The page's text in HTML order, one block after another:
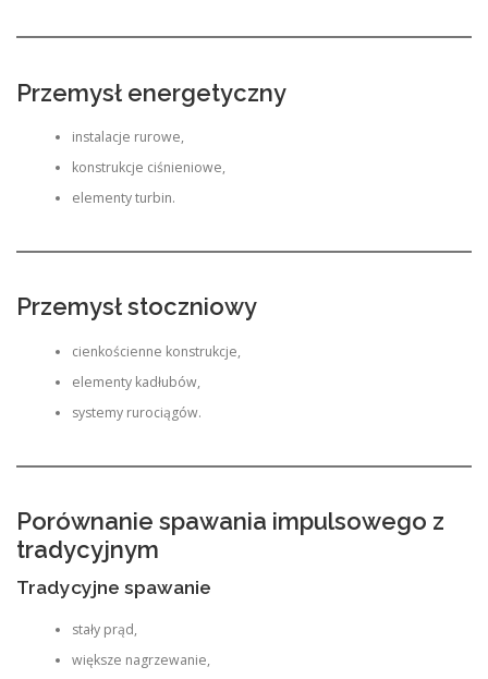
Przemysł energetyczny
instalacje rurowe,
konstrukcje ciśnieniowe,
elementy turbin.
Przemysł stoczniowy
cienkościenne konstrukcje,
elementy kadłubów,
systemy rurociągów.
Porównanie spawania impulsowego z
tradycyjnym
Tradycyjne spawanie
stały prąd,
większe nagrzewanie,